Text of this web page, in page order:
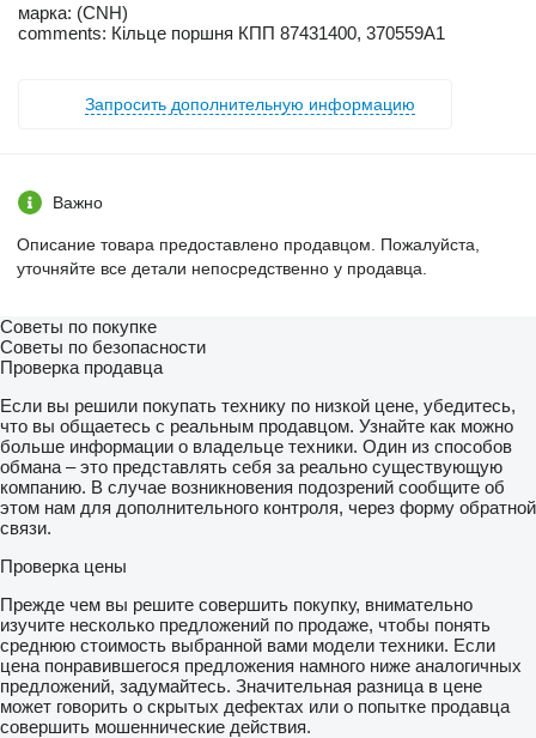
марка: (CNH)
comments: Кільце поршня КПП 87431400, 370559A1
Запросить дополнительную информацию
Важно
Описание товара предоставлено продавцом. Пожалуйста,
уточняйте все детали непосредственно у продавца.
Советы по покупке
Советы по безопасности
Проверка продавца
Если вы решили покупать технику по низкой цене, убедитесь,
что вы общаетесь с реальным продавцом. Узнайте как можно
больше информации о владельце техники. Один из способов
обмана – это представлять себя за реально существующую
компанию. В случае возникновения подозрений сообщите об
этом нам для дополнительного контроля, через форму обратной
связи.
Проверка цены
Прежде чем вы решите совершить покупку, внимательно
изучите несколько предложений по продаже, чтобы понять
среднюю стоимость выбранной вами модели техники. Если
цена понравившегося предложения намного ниже аналогичных
предложений, задумайтесь. Значительная разница в цене
может говорить о скрытых дефектах или о попытке продавца
совершить мошеннические действия.